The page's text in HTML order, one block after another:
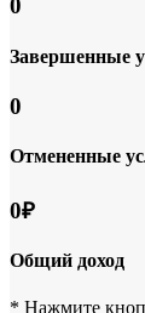
0
Завершенные
0
Отмененные
0₽
Общий доход
* Нажмите